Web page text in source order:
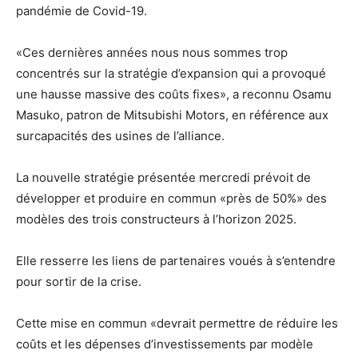
pandémie de Covid-19.
«Ces dernières années nous nous sommes trop
concentrés sur la stratégie d’expansion qui a provoqué
une hausse massive des coûts fixes», a reconnu Osamu
Masuko, patron de Mitsubishi Motors, en référence aux
surcapacités des usines de l’alliance.
La nouvelle stratégie présentée mercredi prévoit de
développer et produire en commun «près de 50%» des
modèles des trois constructeurs à l’horizon 2025.
Elle resserre les liens de partenaires voués à s’entendre
pour sortir de la crise.
Cette mise en commun «devrait permettre de réduire les
coûts et les dépenses d’investissements par modèle